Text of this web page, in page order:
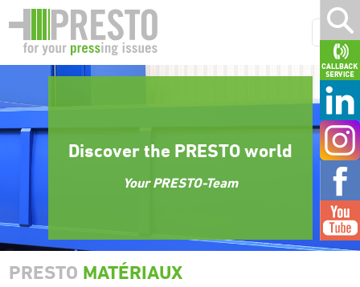
Discover the PRESTO world
Your PRESTO-Team
PRESTO MATÉRIAUX